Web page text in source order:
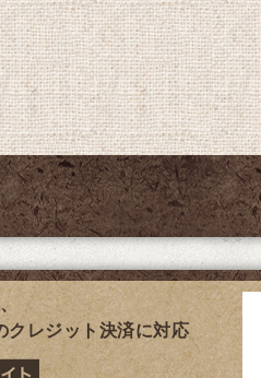
クレジット決済に対応